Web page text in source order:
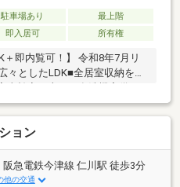
駐車場あり
最上階
即入居可 所有権
＋即内覧可！】 令和8年7月リ
々としたLDK■全居室収納を完
ョン
阪急電鉄今津線 仁川駅 徒歩3分
他の交通